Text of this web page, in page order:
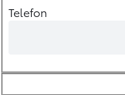
Telefon